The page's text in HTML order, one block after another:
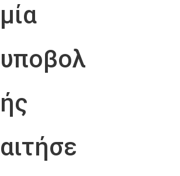
μία
υποβολ
ής
αιτήσε